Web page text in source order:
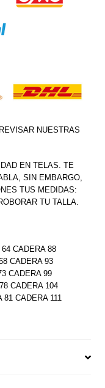
NUESTRAS
EN TELAS. TE
SIN EMBARGO,
TUS MEDIDAS:
TU TALLA.
CADERA 88
CADERA 93
CADERA 99
CADERA 104
81 CADERA 111